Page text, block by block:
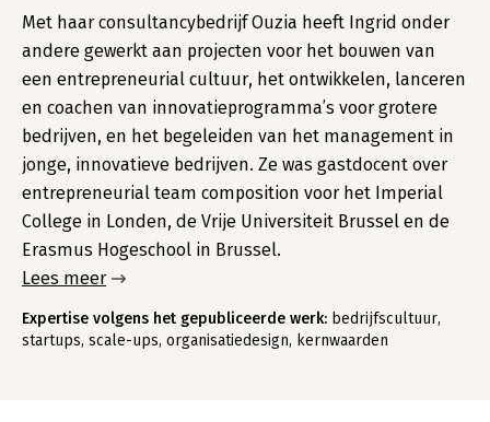
Met haar consultancybedrijf Ouzia heeft Ingrid onder
andere gewerkt aan projecten voor het bouwen van
een entrepreneurial cultuur, het ontwikkelen, lanceren
en coachen van innovatieprogramma’s voor grotere
bedrijven, en het begeleiden van het management in
jonge, innovatieve bedrijven. Ze was gastdocent over
entrepreneurial team composition voor het Imperial
College in Londen, de Vrije Universiteit Brussel en de
Erasmus Hogeschool in Brussel.
Lees meer
Expertise volgens het gepubliceerde werk: bedrijfscultuur,
startups, scale-ups, organisatiedesign, kernwaarden